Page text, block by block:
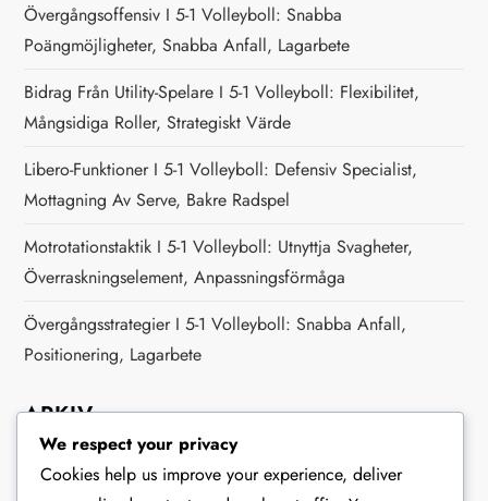
Övergångsoffensiv I 5-1 Volleyboll: Snabba
Poängmöjligheter, Snabba Anfall, Lagarbete
Bidrag Från Utility-Spelare I 5-1 Volleyboll: Flexibilitet,
Mångsidiga Roller, Strategiskt Värde
Libero-Funktioner I 5-1 Volleyboll: Defensiv Specialist,
Mottagning Av Serve, Bakre Radspel
Motrotationstaktik I 5-1 Volleyboll: Utnyttja Svagheter,
Överraskningselement, Anpassningsförmåga
Övergångsstrategier I 5-1 Volleyboll: Snabba Anfall,
Positionering, Lagarbete
ARKIV
February 2026
We respect your privacy
Cookies help us improve your experience, deliver